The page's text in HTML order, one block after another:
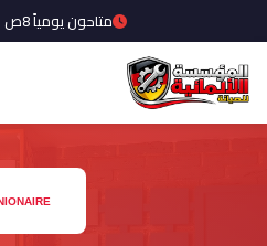
متاحون يومياً 8ص - 11م